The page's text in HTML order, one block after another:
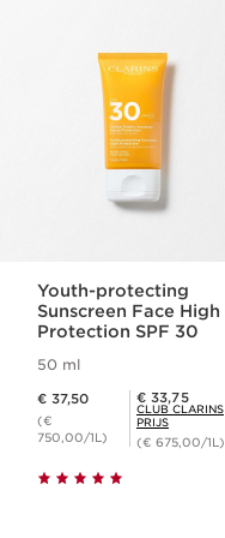
Youth-protecting
Sunscreen Face High
Protection SPF 30
50 ml
€ 37,50
(€
750,00/1L)
Club Clarins Prijs € 33,75
€ 33,75
CLUB CLARINS
PRIJS
(€ 675,00/1L)